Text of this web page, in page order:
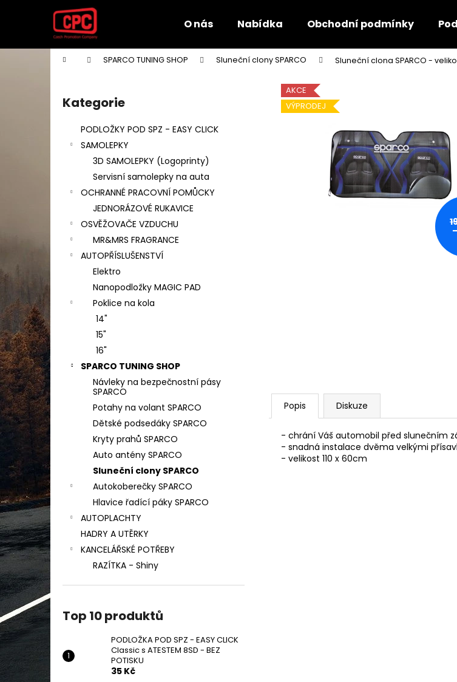
O nás Nabídka Obchodní podmínky
Domů SPARCO TUNING SHOP Sluneční clony SPARCO Sluneční clona SPARCO -
l
Přeskočit
kategorie
Kategorie
PODLOŽKY POD SPZ - EASY CLICK
SAMOLEPKY
3D SAMOLEPKY (Logoprinty)
Servisní samolepky na auta
OCHRANNÉ PRACOVNÍ POMŮCKY
JEDNORÁZOVÉ RUKAVICE
OSVĚŽOVAČE VZDUCHU
MR&MRS FRAGRANCE
AUTOPŘÍSLUŠENSTVÍ
Elektro
Nanopodložky MAGIC PAD
Poklice na kola
14"
15"
16"
SPARCO TUNING SHOP
Návleky na bezpečnostní pásy
SPARCO
Potahy na volant SPARCO
Dětské podsedáky SPARCO
Kryty prahů SPARCO
Auto antény SPARCO
Sluneční clony SPARCO
Autokoberečky SPARCO
Hlavice řadící páky SPARCO
AUTOPLACHTY
HADRY A UTĚRKY
KANCELÁŘSKÉ POTŘEBY
RAZÍTKA - Shiny
Top 10 produktů
PODLOŽKA POD SPZ - EASY CLICK
Classic s ATESTEM 8SD - BEZ
POTISKU
35 Kč
AKCE
VÝPRODEJ
Popis Diskuze
- chrání Váš automobil před slunečním
- snadná instalace dvěma velkými
- velikost 110 x 60cm
í
Zpět
do
Zpět
do
Co potřebujete najít?
Doporučujeme
PODLOŽKA POD SPZ - EASY CLICK
CLASSIC S ATESTEM 8SD - BEZ POTISKU
35 Kč
Původně: